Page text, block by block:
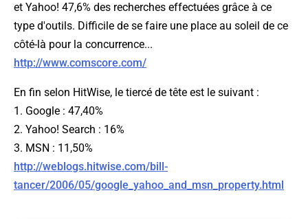
et Yahoo! 47,6% des recherches effectuées grâce à ce
type d'outils. Difficile de se faire une place au soleil de ce
côté-là pour la concurrence...
http://www.comscore.com/
En fin selon HitWise, le tiercé de tête est le suivant :
1. Google : 47,40%
2. Yahoo! Search : 16%
3. MSN : 11,50%
http://weblogs.hitwise.com/bill-
tancer/2006/05/google_yahoo_and_msn_property.html